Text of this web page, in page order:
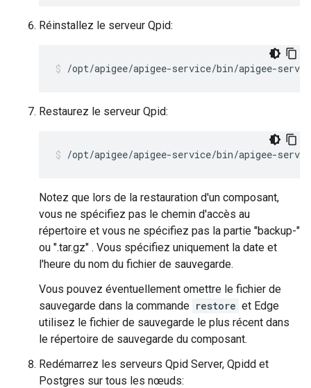
Réinstallez le serveur Qpid:
/opt/apigee/apigee-service/bin/apigee-
Restaurez le serveur Qpid:
/opt/apigee/apigee-service/bin/apigee-
Notez que lors de la restauration d'un composant,
vous ne spécifiez pas le chemin d'accès au
répertoire et vous ne spécifiez pas la partie "backup-"
ou ".tar.gz" . Vous spécifiez uniquement la date et
l'heure du nom du fichier de sauvegarde.
Vous pouvez éventuellement omettre le fichier de
sauvegarde dans la commande restore et Edge
utilisez le fichier de sauvegarde le plus récent dans
le répertoire de sauvegarde du composant.
Redémarrez les serveurs Qpid Server, Qpidd et
Postgres sur tous les nœuds: